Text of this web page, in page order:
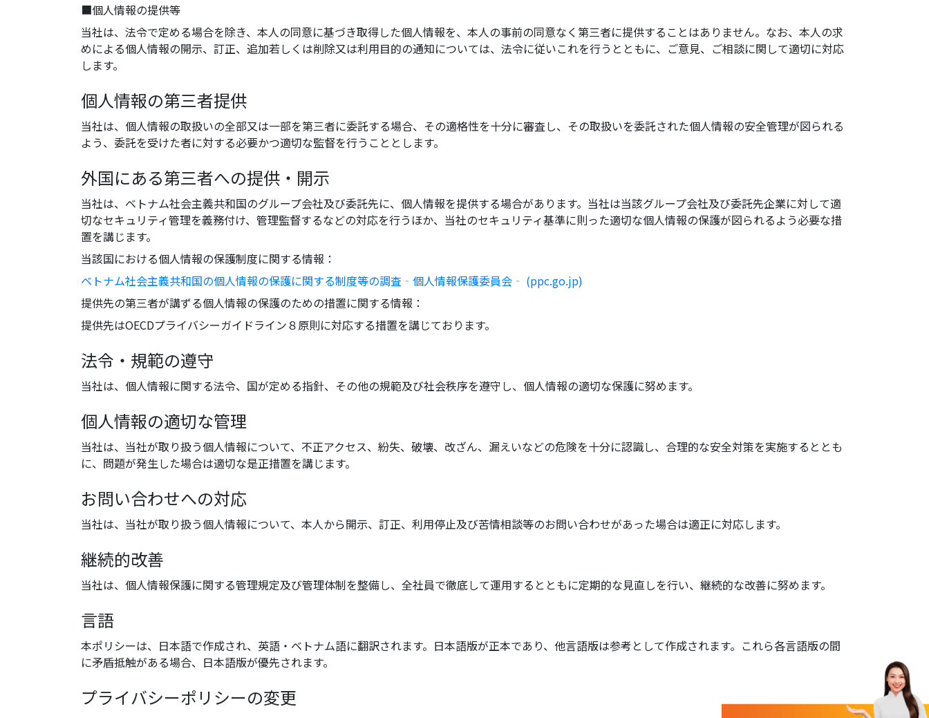
■個人情報の提供等
当社は、法令で定める場合を除き、本人の同意に基づき取得した個人情報を、本人の事前の同意なく第三者に提供することはありません。なお、本人の求
めによる個人情報の開示、訂正、追加若しくは削除又は利用目的の通知については、法令に従いこれを行うとともに、ご意見、ご相談に関して適切に対応
します。
個人情報の第三者提供
当社は、個人情報の取扱いの全部又は一部を第三者に委託する場合、その適格性を十分に審査し、その取扱いを委託された個人情報の安全管理が図られる
よう、委託を受けた者に対する必要かつ適切な監督を行うこととします。
外国にある第三者への提供・開示
当社は、ベトナム社会主義共和国のグループ会社及び委託先に、個人情報を提供する場合があります。当社は当該グループ会社及び委託先企業に対して適
切なセキュリティ管理を義務付け、管理監督するなどの対応を行うほか、当社のセキュリティ基準に則った適切な個人情報の保護が図られるよう必要な措
置を講じます。
当該国における個人情報の保護制度に関する情報：
ベトナム社会主義共和国の個人情報の保護に関する制度等の調査‐個人情報保護委員会‐ (ppc.go.jp)
提供先の第三者が講ずる個人情報の保護のための措置に関する情報：
提供先はOECDプライバシーガイドライン８原則に対応する措置を講じております。
法令・規範の遵守
当社は、個人情報に関する法令、国が定める指針、その他の規範及び社会秩序を遵守し、個人情報の適切な保護に努めます。
個人情報の適切な管理
当社は、当社が取り扱う個人情報について、不正アクセス、紛失、破壊、改ざん、漏えいなどの危険を十分に認識し、合理的な安全対策を実施するととも
に、問題が発生した場合は適切な是正措置を講じます。
お問い合わせへの対応
当社は、当社が取り扱う個人情報について、本人から開示、訂正、利用停止及び苦情相談等のお問い合わせがあった場合は適正に対応します。
継続的改善
当社は、個人情報保護に関する管理規定及び管理体制を整備し、全社員で徹底して運用するとともに定期的な見直しを行い、継続的な改善に努めます。
言語
本ポリシーは、日本語で作成され、英語・ベトナム語に翻訳されます。日本語版が正本であり、他言語版は参考として作成されます。これら各言語版の間
に矛盾抵触がある場合、日本語版が優先されます。
プライバシーポリシーの変更